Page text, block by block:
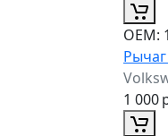
ОЕМ:
1 000